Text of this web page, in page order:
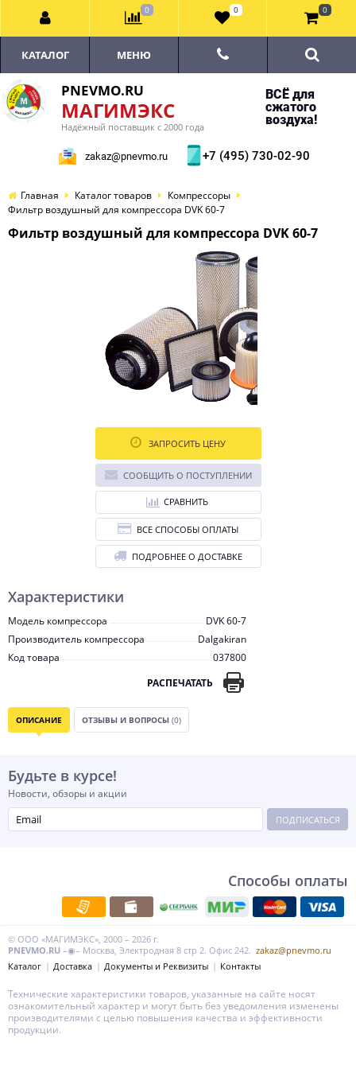
PNEVMO.RU
МАГИМЭКС
Надёжный поставщик с 2000 года
ВСЁ для
сжатого
воздуха!
zakaz@pnevmo.ru +7 (495) 730-02-90
КАТАЛОГ МЕНЮ
Главная Каталог товаров
Компрессоры
Фильтр воздушный для компрессора DVK 60-7
Фильтр воздушный для компрессора DVK 60-7
Характеристики
Модель компрессора
DVK 60-7
Производитель компрессора
Dalgakiran
Код товара
037800
РАСПЕЧАТАТЬ
ЗАПРОСИТЬ ЦЕНУ
СООБЩИТЬ О ПОСТУПЛЕНИИ
СРАВНИТЬ
ВСЕ СПОСОБЫ ОПЛАТЫ
ПОДРОБНЕЕ О ДОСТАВКЕ
ОПИСАНИЕ ОТЗЫВЫ И ВОПРОСЫ (0)
Будьте в курсе!
Новости, обзоры и акции
ПОДПИСАТЬСЯ
Способы оплаты
© ООО «МАГИМЭКС», 2000 – 2026 г.
PNEVMO.RU –◉– Москва, Электродная 8 стр 2. Офис 242. zakaz@pnevmo.ru
Каталог
Доставка Документы и Реквизиты Контакты
0 0 0
Технические характеристики товаров, указанные на сайте носят
ознакомительный характер и могут быть без уведомления изменены
производителями с целью повышения качества и эффективности
продукции.